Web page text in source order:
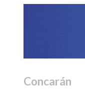
Concarán